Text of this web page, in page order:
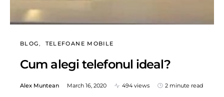
BLOG TELEFOANE MOBILE
Cum alegi telefonul ideal?
Alex Muntean March 16, 2020 494 views 2 minute read